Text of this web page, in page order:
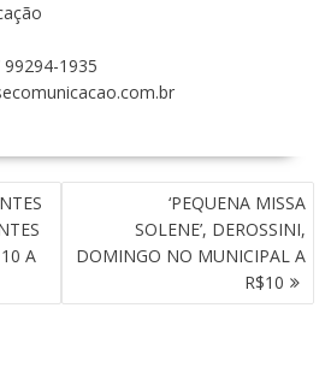
1935
A
‘PEQUENA MISSA
SOLENE’, DEROSSINI,
DOMINGO NO MUNICIPAL A
R$10